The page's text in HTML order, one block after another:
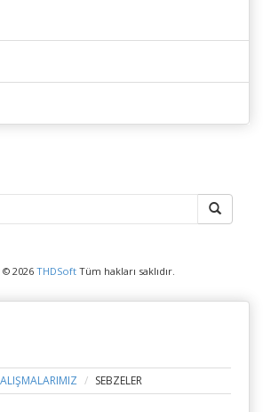
2026 THDSoft Tüm hakları saklıdır.
SEBZELER